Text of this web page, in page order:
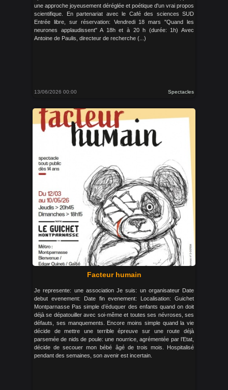
une approche joyeusement déréglée et poétique d'un vrai propos
scientifique. En partenariat avec le Café des sciences SUD
Entrée libre, sur réservation: Vendredi 18 mars "Quand les
neurones applaudissent" A 18h et à 20 h (durée: 1h) Avec
Antoine de Paulis, directeur de recherche (...)
13/06/2026 00:00 Spectacles
Facteur humain
Je represente: une association Je suis: un organisateur Date
debut evenement: Date fin evenement: Localisation: Guichet
Montparnasse Pas simple d’éduquer des enfants quand on doit
déjà se dépatouiller avec soi-même et toutes ses névroses, ses
défauts, ses manquements. Encore moins simple quand la vie
décide de mettre une terrible épreuve sur une route déjà
parsemée de nids de poule: une nourrice, agrémentée par l’Etat,
décide de secouer mon bébé âgé de trois mois. Hospitalisé
pendant des semaines, son avenir est incertain.